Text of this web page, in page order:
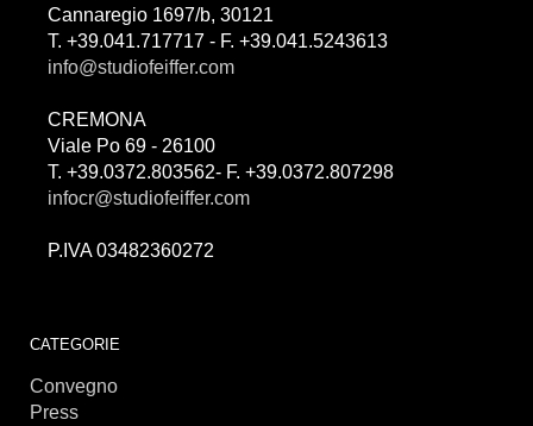
Cannaregio 1697/b, 30121
T. +39.041.717717 - F. +39.041.5243613
info@studiofeiffer.com
CREMONA
Viale Po 69 - 26100
T. +39.0372.803562- F. +39.0372.807298
infocr@studiofeiffer.com
P.IVA 03482360272
CATEGORIE
Convegno
Press